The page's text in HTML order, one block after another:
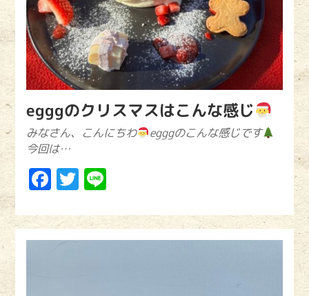
egggのクリスマスはこんな感じ
みなさん、こんにちわ
egggのこんな感じです
今回は…
Facebook
Twitter